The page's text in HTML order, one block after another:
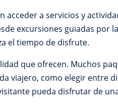
a servicios y
excursiones guiadas por
el tiempo de disfrute.
que ofrecen. Muchos
viajero, como elegir entre
pueda disfrutar de